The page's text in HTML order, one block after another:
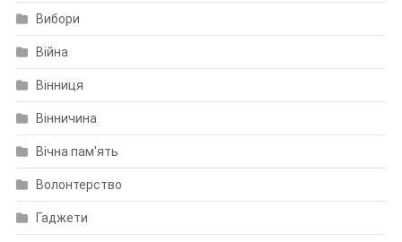
Вибори
Війна
Вінниця
Вінничина
Вічна пам'ять
Волонтерство
Гаджети